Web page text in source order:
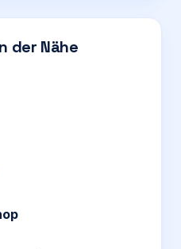
der Nähe